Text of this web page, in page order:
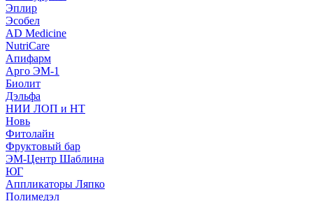
Эплир
Эсобел
AD Medicine
NutriCare
Апифарм
Арго ЭМ-1
Биолит
Дэльфа
НИИ ЛОП и НТ
Новь
Фитолайн
Фруктовый бар
ЭМ-Центр Шаблина
ЮГ
Аппликаторы Ляпко
Полимедэл